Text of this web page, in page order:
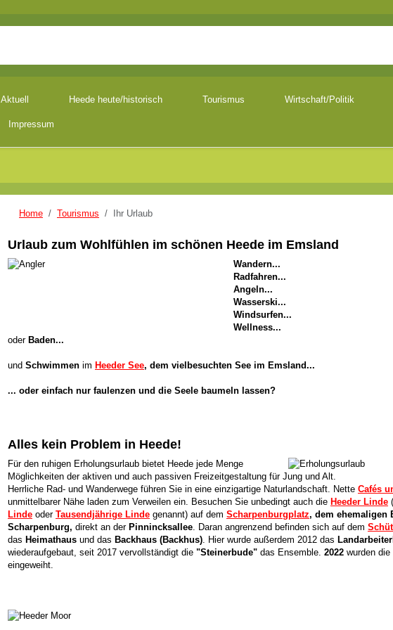
Aktuell Heede heute/historisch Tourismus Wirtschaft/Politik
Impressum
Home Tourismus Ihr Urlaub
Urlaub zum Wohlfühlen im schönen Heede im Emsland
Wandern...
Radfahren...
Angeln...
Wasserski...
Windsurfen...
Wellness...
oder Baden...
und Schwimmen im Heeder See, dem vielbesuchten See im Emsland...
... oder einfach nur faulenzen und die Seele baumeln lassen?
Alles kein Problem in Heede!
Für den ruhigen Erholungsurlaub bietet Heede jede Menge
Möglichkeiten der aktiven und auch passiven Freizeitgestaltung für Jung und Alt.
Herrliche Rad- und Wanderwege führen Sie in eine einzigartige Naturlandschaft. Nette Cafés
unmittelbarer Nähe laden zum Verweilen ein. Besuchen Sie unbedingt auch die Heeder Linde
Linde oder Tausendjährige Linde genannt) auf dem Scharpenburgplatz, dem ehemaligen
Scharpenburg, direkt an der Pinnincksallee . Daran angrenzend befinden sich auf dem
das Heimathaus und das Backhaus (Backhus) . Hier wurde außerdem 2012 das
wiederaufgebaut, seit 2017 vervollständigt die "Steinerbude" das Ensemble. 2022 wurden die
eingeweiht.